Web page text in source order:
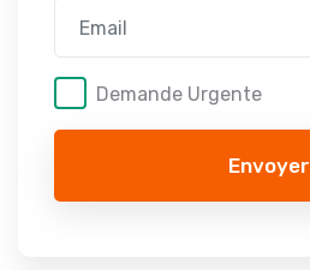
Demande Urgente
Envoyer